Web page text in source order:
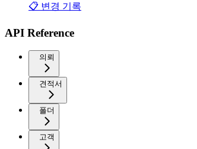
📋 변경 기록
API Reference
의뢰
견적서
폴더
고객